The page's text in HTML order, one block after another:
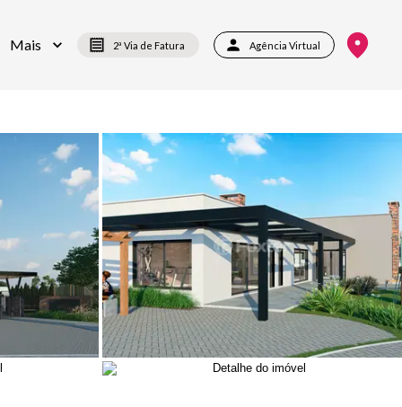
Mais 2ª Via de Fatura Agência Virtual